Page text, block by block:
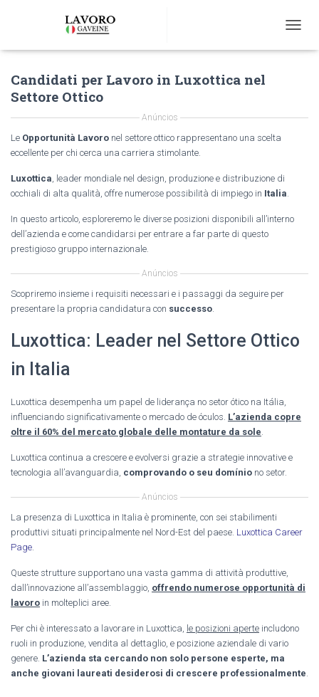
O
N
O
Candidati per Lavoro in Luxottica nel
Settore Ottico
Anúncios
Le Opportunità Lavoro nel settore ottico rappresentano una scelta
eccellente per chi cerca una carriera stimolante.
Luxottica , leader mondiale nel design, produzione e distribuzione di
occhiali di alta qualità, offre numerose possibilità di impiego in Italia
In questo articolo, esploreremo le diverse posizioni disponibili all’interno
dell’azienda e come candidarsi per entrare a far parte di questo
prestigioso gruppo internazionale.
Anúncios
Scopriremo insieme i requisiti necessari e i passaggi da seguire per
presentare la propria candidatura con successo
Luxottica: Leader nel Settore Ottico
in Italia
Luxottica desempenha um papel de liderança no setor ótico na Itália,
influenciando significativamente o mercado de óculos. L’azienda copre
oltre il 60% del mercato globale delle montature da sole
Luxottica continua a crescere e evolversi grazie a strategie innovative e
tecnologia all’avanguardia, comprovando o seu domínio no setor.
Anúncios
La presenza di Luxottica in Italia è prominente, con sei stabilimenti
produttivi situati principalmente nel Nord-Est del paese. Luxottica Career
Page
Queste strutture supportano una vasta gamma di attività produttive,
dall’innovazione all’assemblaggio, offrendo numerose opportunità di
lavoro in molteplici aree.
Per chi è interessato a lavorare in Luxottica, le posizioni aperte includono
ruoli in produzione, vendita al dettaglio, e posizione aziendale di vario
genere. L’azienda sta cercando non solo persone esperte, ma
anche giovani laureati desiderosi di crescere professionalmente